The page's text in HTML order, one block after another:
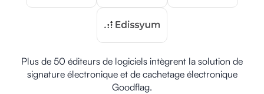
Plus de 50 éditeurs de logiciels intègrent la solution de
signature électronique et de cachetage électronique
Goodflag.